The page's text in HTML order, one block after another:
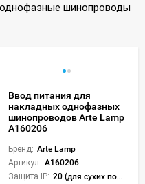
шинопроводы
Ввод питания для
накладных однофазных
шинопроводов Arte Lamp
A160206
Бренд: Arte Lamp
Артикул: A160206
Защита IP: 20 (для сухих пом.)